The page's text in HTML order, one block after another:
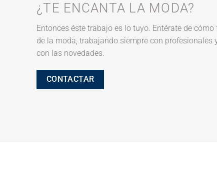
¿TE ENCANTA LA MODA?
Entonces éste trabajo es lo tuyo. Entérate de
de la moda, trabajando siempre con profesionales
con las novedades.
CONTACTAR